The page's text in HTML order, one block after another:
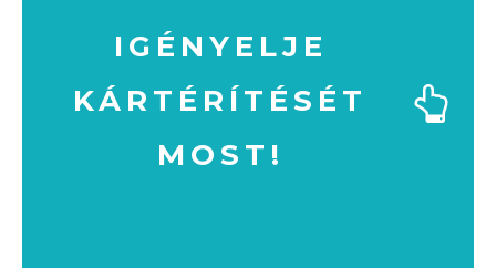
IGÉNYELJE
KÁRTÉRÍTÉSÉT
MOST!